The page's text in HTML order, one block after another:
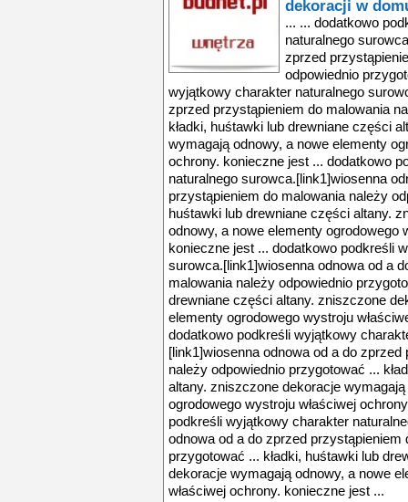
dekoracji w
... ... dodatkowo
naturalnego
zprzed
odpowiednio
wyjątkowy charakter naturalnego
zprzed przystąpieniem do malowania
kładki, huśtawki lub drewniane części
wymagają odnowy, a nowe elementy
ochrony. konieczne jest ... dodatkowo
naturalnego surowca.[link1]wiosenna
przystąpieniem do malowania należy
huśtawki lub drewniane części altany.
odnowy, a nowe elementy ogrodowego
konieczne jest ... dodatkowo podkreśli
surowca.[link1]wiosenna odnowa od a
malowania należy odpowiednio
drewniane części altany. zniszczone
elementy ogrodowego wystroju
dodatkowo podkreśli wyjątkowy
[link1]wiosenna odnowa od a do
należy odpowiednio przygotować ...
altany. zniszczone dekoracje
ogrodowego wystroju właściwej
podkreśli wyjątkowy charakter
odnowa od a do zprzed przystąpieniem
przygotować ... kładki, huśtawki lub
dekoracje wymagają odnowy, a nowe
właściwej ochrony. konieczne jest ...